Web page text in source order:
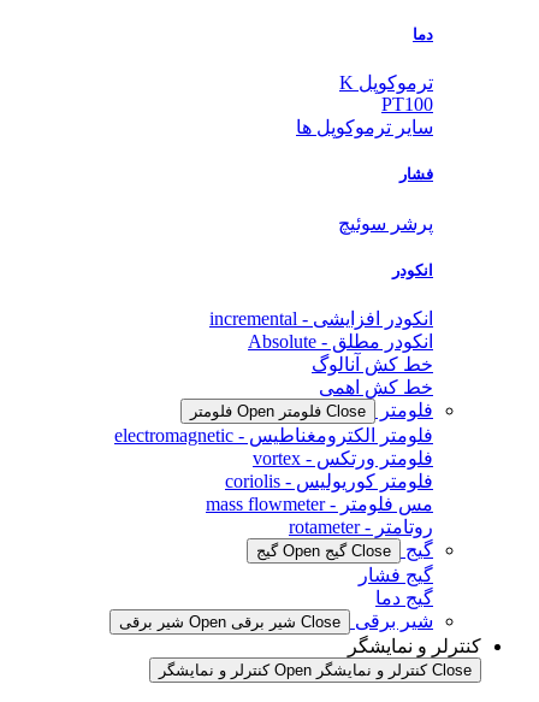
دما
ترموکوپل K
PT100
سایر ترموکوپل ها
فشار
پرشر سوئیچ
انکودر
انکودر افزایشی - incremental
انکودر مطلق - Absolute
خط کش آنالوگ
خط کش اهمی
فلومتر
Close فلومتر Open فلومتر
فلومتر الکترومغناطیس - electromagnetic
فلومتر ورتکس - vortex
فلومتر کوریولیس - coriolis
مس فلومتر - mass flowmeter
روتامتر - rotameter
گیج
Close گیج Open گیج
گیج فشار
گیج دما
شیر برقی
Close شیر برقی Open شیر برقی
کنترلر و نمایشگر
Close کنترلر و نمایشگر Open کنترلر و نمایشگر